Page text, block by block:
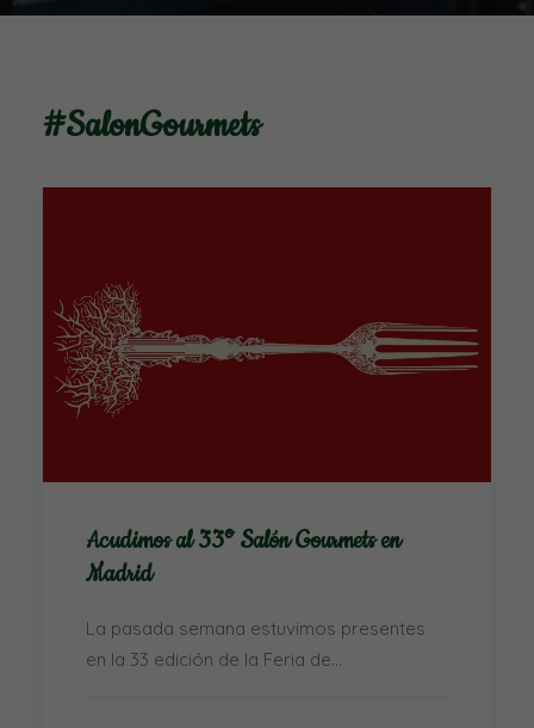
#SalonGourmets
Acudimos al 33º Salón Gourmets en
Madrid
La pasada semana estuvimos presentes
en la 33 edición de la Feria de…